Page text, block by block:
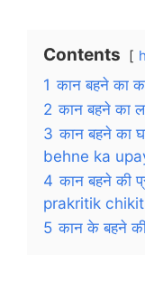
Contents
1 कान बहने का
2 कान बहने का
3 कान बहने का
behne ka
4 कान बहने की
prakritik
5 कान के बहने